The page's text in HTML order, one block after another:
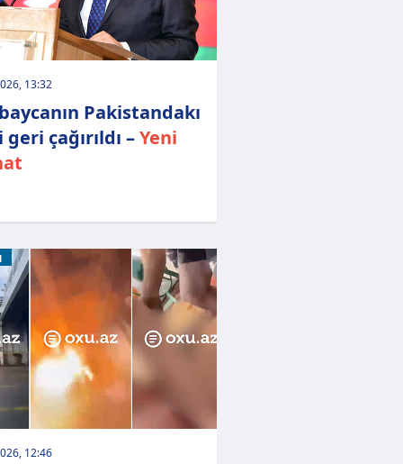
13:32
Pakistandakı
çağırıldı –Yeni
12:46